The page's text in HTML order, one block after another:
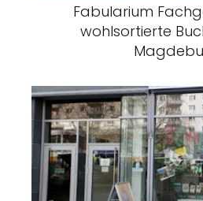
Fabularium
wohlsortierte